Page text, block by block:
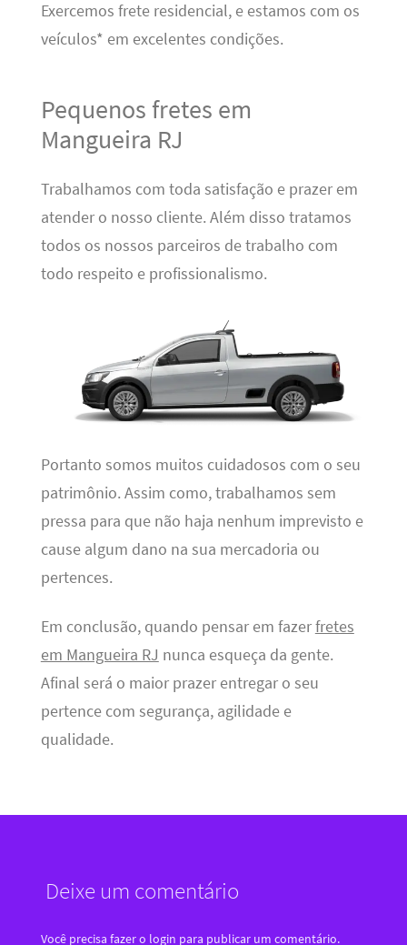
Exercemos frete residencial, e estamos com os
veículos* em excelentes condições.
Pequenos fretes em
Mangueira RJ
Trabalhamos com toda satisfação e prazer em
atender o nosso cliente. Além disso tratamos
todos os nossos parceiros de trabalho com
todo respeito e profissionalismo.
Portanto somos muitos cuidadosos com o seu
patrimônio. Assim como, trabalhamos sem
pressa para que não haja nenhum imprevisto e
cause algum dano na sua mercadoria ou
pertences.
Em conclusão, quando pensar em fazerfretes
em Mangueira RJ nunca esqueça da gente.
Afinal será o maior prazer entregar o seu
pertence com segurança, agilidade e
qualidade.
Deixe um comentário
Você precisa fazer o login para publicar um comentário.